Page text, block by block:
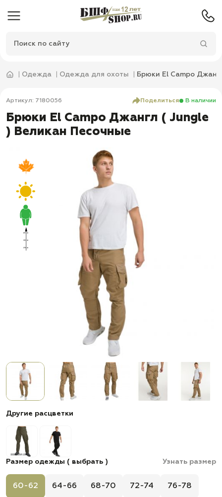
Одежда Одежда для охоты Брюки El Campo
Артикул: 7180056 Поделиться В наличии
Брюки El Campo Джангл ( Jungle
) Великан Песочные
Другие расцветки
Размер одежды ( выбрать ) Узнать размер
60-62 64-66 68-70 72-74 76-78